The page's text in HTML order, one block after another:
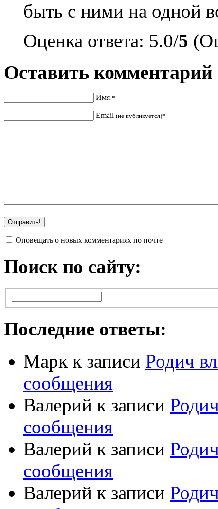
быть с ними на одной
Оценка ответа: 5.0/5
Оставить комментарий
Имя *
Email (не публикуется)*
Оповещать о новых комментариях по почте
Поиск по сайту:
Последние ответы:
Марк к записи Родич
сообщения
Валерий к записи
сообщения
Валерий к записи
сообщения
Валерий к записи